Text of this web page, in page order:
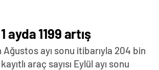
ayda 1199 artış
Ağustos ayı sonu itibarıyla 204 bin
araç sayısı Eylül ayı sonu